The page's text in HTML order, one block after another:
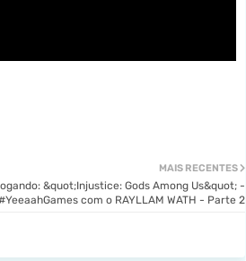
MAIS RECENTES
&quot;Injustice: Gods Among Us&quot; -
com o RAYLLAM WATH - Parte 2